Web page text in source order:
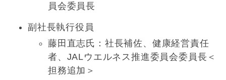
員会委員長
副社長執行役員
藤田直志氏：社長補佐、健康経営責任
者、JALウエルネス推進委員会委員長＜
担務追加＞